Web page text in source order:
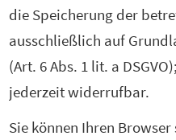
die Speicherung der
ausschließlich auf
(Art. 6 Abs. 1 lit. a
jederzeit widerrufbar.
Sie können Ihren